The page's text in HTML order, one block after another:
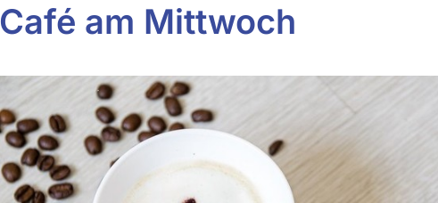
Café am Mittwoch